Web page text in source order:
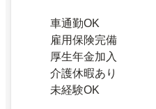
車通勤OK
雇用保険完備
厚生年金加入
介護休暇あり
未経験OK